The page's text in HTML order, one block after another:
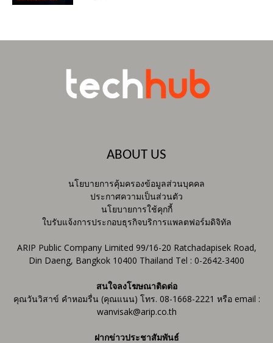
ABOUT US
นโยบายการคุ้มครองข้อมูลส่วนบุคคล
ประกาศความเป็นส่วนตัว
นโยบายการใช้คุกกี้
ใบรับแจ้งการประกอบธุรกิจบริการแพลตฟอร์มดิจิทัล
ARIP Public Company Limited 99/16-20 Ratchadapisek Road,
Din Daeng, Bangkok 10400 Thailand Tel : 0-2642-3400
สนใจลงโฆษณาติดต่อ
คุณวันวิสาข์ คำหอมรื่น (คุณแนน) โทร. 08-1668-2221 หรือ email :
wanvisak@arip.co.th
ฝากข่าวประชาสัมพันธ์